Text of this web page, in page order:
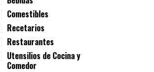
Comestibles
Recetarios
Restaurantes
Utensilios de Cocina y
Comedor